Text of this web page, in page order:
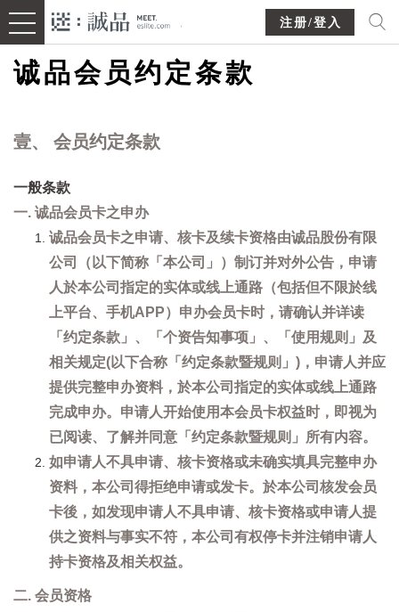
注册/登入
诚品会员约定条款
壹、 会员约定条款
一般条款
一. 诚品会员卡之申办
诚品会员卡之申请、核卡及续卡资格由诚品股份有限
公司（以下简称「本公司」）制订并对外公告，申请
人於本公司指定的实体或线上通路（包括但不限於线
上平台、手机APP）申办会员卡时，请确认并详读
「约定条款」、「个资告知事项」、「使用规则」及
相关规定(以下合称「约定条款暨规则」)，申请人并应
提供完整申办资料，於本公司指定的实体或线上通路
完成申办。申请人开始使用本会员卡权益时，即视为
已阅读、了解并同意「约定条款暨规则」所有内容。
如申请人不具申请、核卡资格或未确实填具完整申办
资料，本公司得拒绝申请或发卡。於本公司核发会员
卡後，如发现申请人不具申请、核卡资格或申请人提
供之资料与事实不符，本公司有权停卡并注销申请人
持卡资格及相关权益。
二. 会员资格